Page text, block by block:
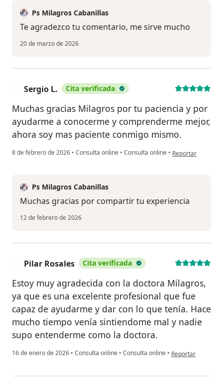
Ps Milagros Cabanillas
Te agradezco tu comentario, me sirve mucho
20 de marzo de 2026
Sergio L. Cita verificada
Muchas gracias Milagros por tu paciencia y por
ayudarme a conocerme y comprenderme mejor,
ahora soy mas paciente conmigo mismo.
8 de febrero de 2026 • Consulta online • Consulta online • en opinión del
Reportar
Ps Milagros Cabanillas
Muchas gracias por compartir tu experiencia
12 de febrero de 2026
Pilar Rosales Cita verificada
Estoy muy agradecida con la doctora Milagros,
ya que es una excelente profesional que fue
capaz de ayudarme y dar con lo que tenía. Hace
mucho tiempo venía sintiendome mal y nadie
supo entenderme como la doctora.
16 de enero de 2026 • Consulta online • Consulta online • en opinión del
Reportar